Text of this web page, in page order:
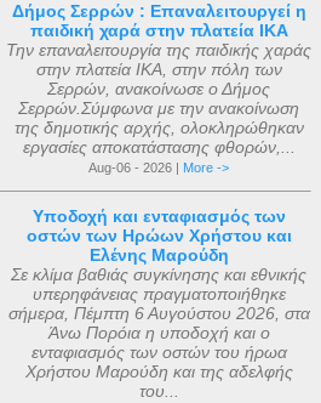
Δήμος Σερρών : Επαναλειτουργεί η
παιδική χαρά στην πλατεία ΙΚΑ
Την επαναλειτουργία της παιδικής χαράς
στην πλατεία ΙΚΑ, στην πόλη των
Σερρών, ανακοίνωσε ο Δήμος
Σερρών.Σύμφωνα με την ανακοίνωση
της δημοτικής αρχής, ολοκληρώθηκαν
εργασίες αποκατάστασης φθορών,...
Aug-06 - 2026 | More ->
Υποδοχή και ενταφιασμός των
οστών των Ηρώων Χρήστου και
Ελένης Μαρούδη
Σε κλίμα βαθιάς συγκίνησης και εθνικής
υπερηφάνειας πραγματοποιήθηκε
σήμερα, Πέμπτη 6 Αυγούστου 2026, στα
Άνω Πορόια η υποδοχή και ο
ενταφιασμός των οστών του ήρωα
Χρήστου Μαρούδη και της αδελφής
του...